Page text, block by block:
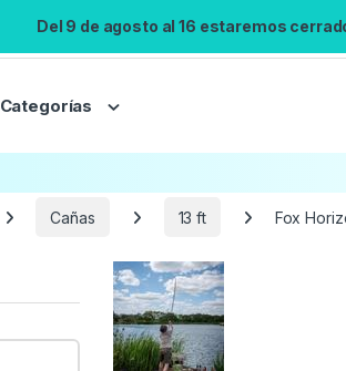
Del 9 de agosto al 16 estaremos
Categorías
No se
Cañas 13 ft Fox